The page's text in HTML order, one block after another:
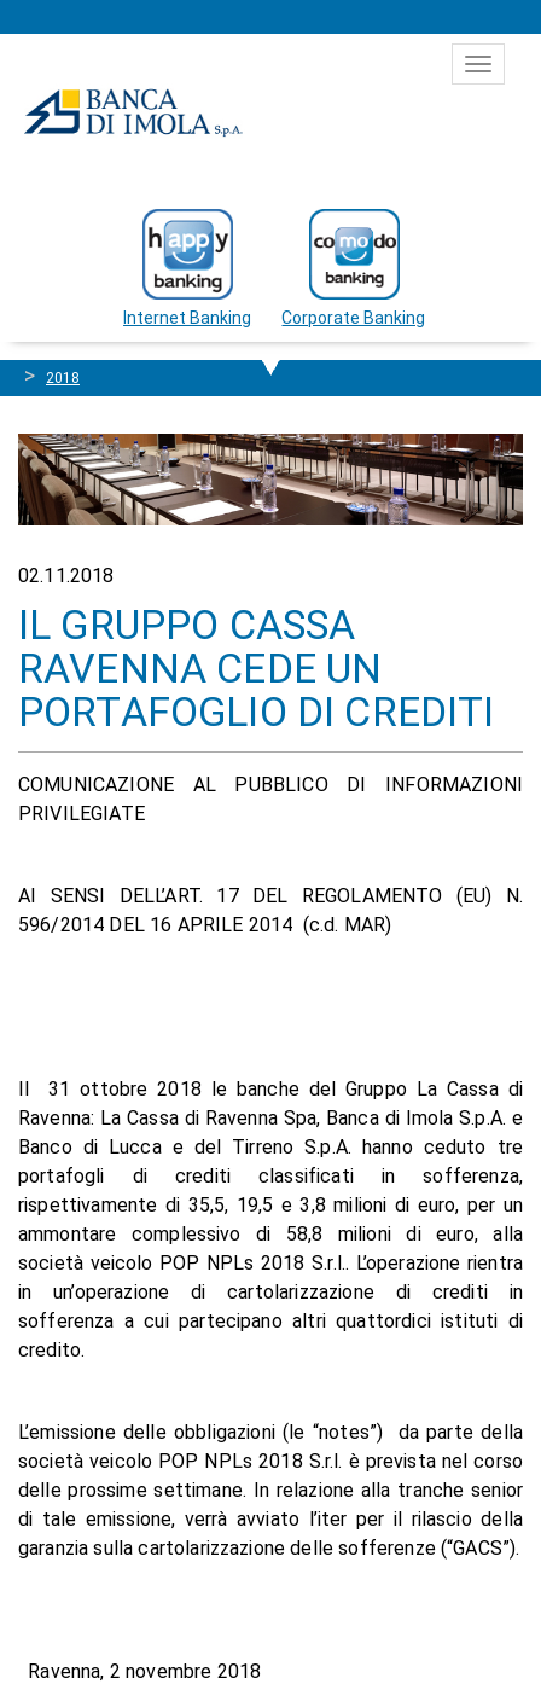
Toggle
Internet Banking Corporate Banking
2018
02.11.2018
IL GRUPPO CASSA
RAVENNA CEDE UN
PORTAFOGLIO DI CREDITI
COMUNICAZIONE AL PUBBLICO DI INFORMAZIONI
PRIVILEGIATE
AI SENSI DELL’ART. 17 DEL REGOLAMENTO (EU) N.
596/2014 DEL 16 APRILE 2014 (c.d. MAR)
Il 31 ottobre 2018 le banche del Gruppo La Cassa di
Ravenna: La Cassa di Ravenna Spa, Banca di Imola S.p.A. e
Banco di Lucca e del Tirreno S.p.A. hanno ceduto tre
portafogli di crediti classificati in sofferenza,
rispettivamente di 35,5, 19,5 e 3,8 milioni di euro, per un
ammontare complessivo di 58,8 milioni di euro, alla
società veicolo POP NPLs 2018 S.r.l.. L’operazione rientra
in un’operazione di cartolarizzazione di crediti in
sofferenza a cui partecipano altri quattordici istituti di
credito.
L’emissione delle obbligazioni (le “notes”) da parte della
società veicolo POP NPLs 2018 S.r.l. è prevista nel corso
delle prossime settimane. In relazione alla tranche senior
di tale emissione, verrà avviato l’iter per il rilascio della
garanzia sulla cartolarizzazione delle sofferenze (“GACS”).
Ravenna, 2 novembre 2018